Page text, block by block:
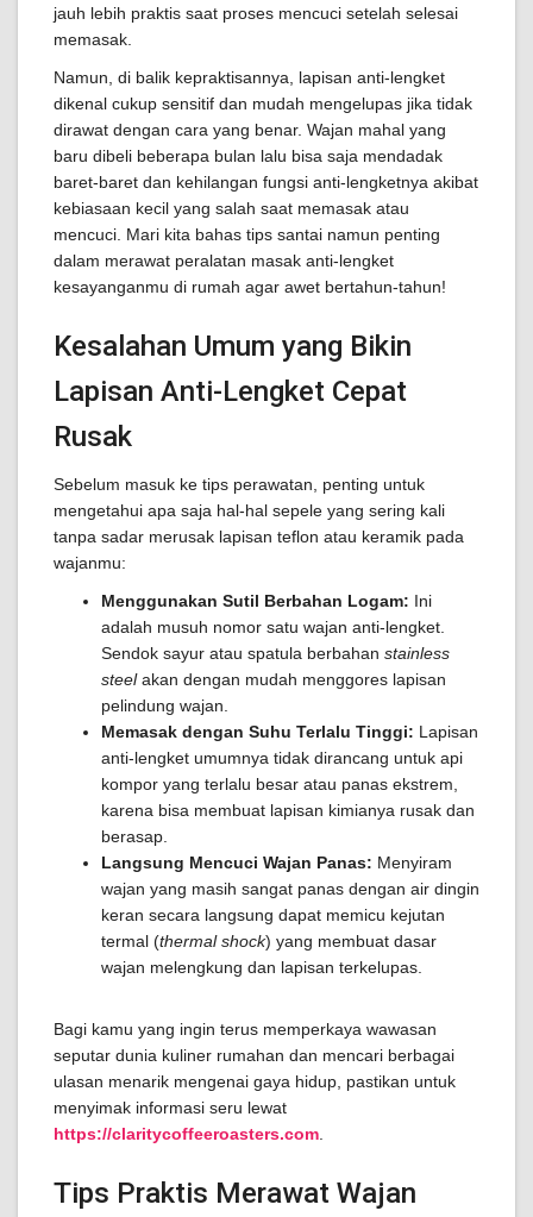
jauh lebih praktis saat proses mencuci setelah selesai
memasak.
Namun, di balik kepraktisannya, lapisan anti-lengket
dikenal cukup sensitif dan mudah mengelupas jika tidak
dirawat dengan cara yang benar. Wajan mahal yang
baru dibeli beberapa bulan lalu bisa saja mendadak
baret-baret dan kehilangan fungsi anti-lengketnya akibat
kebiasaan kecil yang salah saat memasak atau
mencuci. Mari kita bahas tips santai namun penting
dalam merawat peralatan masak anti-lengket
kesayanganmu di rumah agar awet bertahun-tahun!
Kesalahan Umum yang Bikin
Lapisan Anti-Lengket Cepat
Rusak
Sebelum masuk ke tips perawatan, penting untuk
mengetahui apa saja hal-hal sepele yang sering kali
tanpa sadar merusak lapisan teflon atau keramik pada
wajanmu:
Menggunakan Sutil Berbahan Logam: Ini
adalah musuh nomor satu wajan anti-lengket.
Sendok sayur atau spatula berbahan stainless
steelakan dengan mudah menggores lapisan
pelindung wajan.
Memasak dengan Suhu Terlalu Tinggi: Lapisan
anti-lengket umumnya tidak dirancang untuk api
kompor yang terlalu besar atau panas ekstrem,
karena bisa membuat lapisan kimianya rusak dan
berasap.
Langsung Mencuci Wajan Panas: Menyiram
wajan yang masih sangat panas dengan air dingin
keran secara langsung dapat memicu kejutan
termal (thermal shock) yang membuat dasar
wajan melengkung dan lapisan terkelupas.
Bagi kamu yang ingin terus memperkaya wawasan
seputar dunia kuliner rumahan dan mencari berbagai
ulasan menarik mengenai gaya hidup, pastikan untuk
menyimak informasi seru lewat
https://claritycoffeeroasters.com
Tips Praktis Merawat Wajan